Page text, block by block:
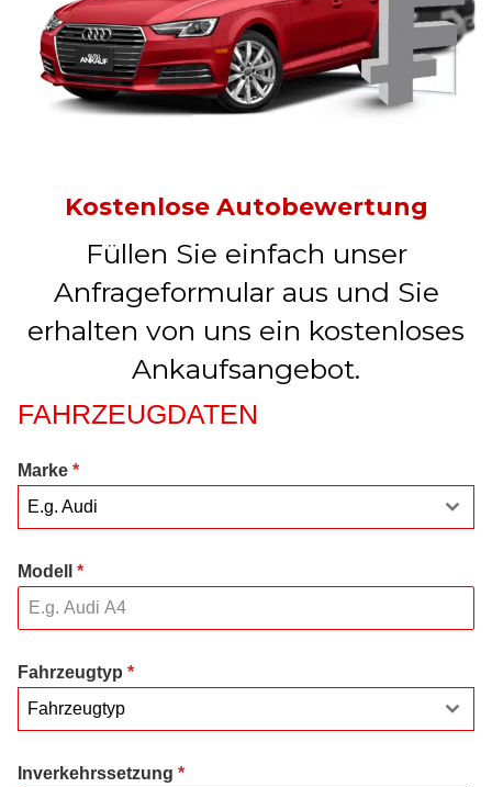
Kostenlose Autobewertung
Füllen Sie einfach unser
Anfrageformular aus und Sie
erhalten von uns ein kostenloses
Ankaufsangebot.
FAHRZEUGDATEN
Marke *
E.g. Audi
Modell *
Fahrzeugtyp *
Fahrzeugtyp
Inverkehrssetzung *